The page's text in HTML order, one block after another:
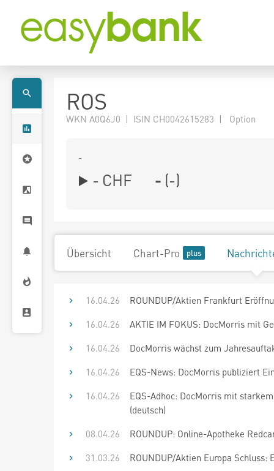
ROS
WKN A0Q6J0 | ISIN CH0042615283 | Option
-
- CHF - (-)
Übersicht Chart-Pro
16.04.26
ROUNDUP/Aktien Frankfurt
16.04.26
AKTIE IM FOKUS: DocMorris mit
16.04.26
DocMorris wächst zum
16.04.26
EQS-News: DocMorris publiziert
16.04.26
EQS-Adhoc: DocMorris mit
(deutsch)
08.04.26
ROUNDUP: Online-Apotheke
31.03.26
ROUNDUP/Aktien Europa